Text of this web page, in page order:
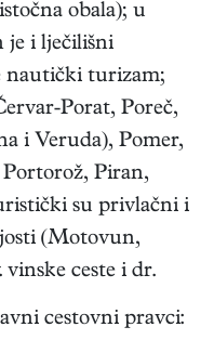
obala); u
je i lječilišni
nautički turizam;
Porat, Poreč,
i Veruda), Pomer,
Piran,
su privlačni i
(Motovun,
ceste i dr.
cestovni pravci: